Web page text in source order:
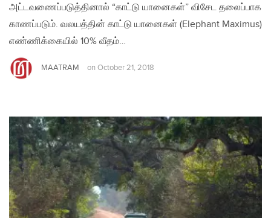
அட்டவணைப்படுத்தினால் “காட்டு யானைகள்” விசேட தலைப்பாக
காணப்படும். வலயத்தின் காட்டு யானைகள் (Elephant Maximus)
எண்ணிக்கையில் 10% வீதம்…
MAATRAM on October 21, 2018